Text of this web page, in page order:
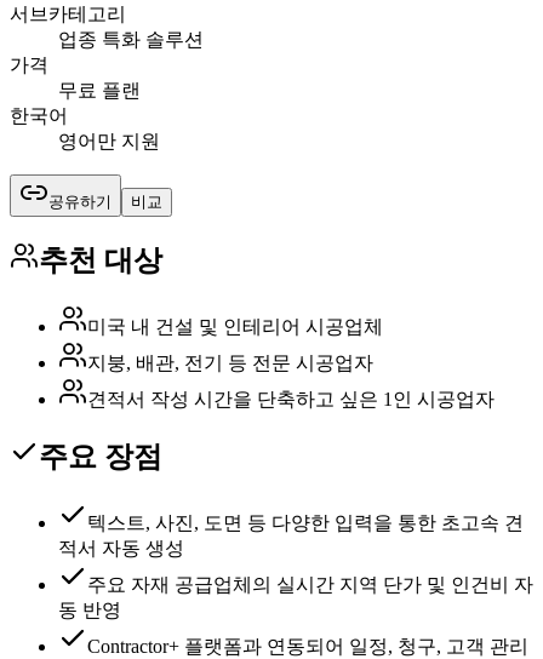
서브카테고리
업종 특화 솔루션
가격
무료 플랜
한국어
영어만 지원
공유하기 비교
추천 대상
미국 내 건설 및 인테리어 시공업체
지붕, 배관, 전기 등 전문 시공업자
견적서 작성 시간을 단축하고 싶은 1인 시공업자
주요 장점
텍스트, 사진, 도면 등 다양한 입력을 통한 초고속 견
적서 자동 생성
주요 자재 공급업체의 실시간 지역 단가 및 인건비 자
동 반영
Contractor+ 플랫폼과 연동되어 일정, 청구, 고객 관리